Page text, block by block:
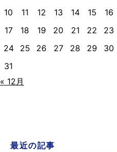
10
11 12 13 14 15
16
17
18 19 20 21 22
23
24
25 26 27 28 29
30
31
« 12月
最近の記事